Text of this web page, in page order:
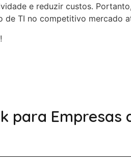
e reduzir custos.
de TI no competitivo mercado
para Empresas